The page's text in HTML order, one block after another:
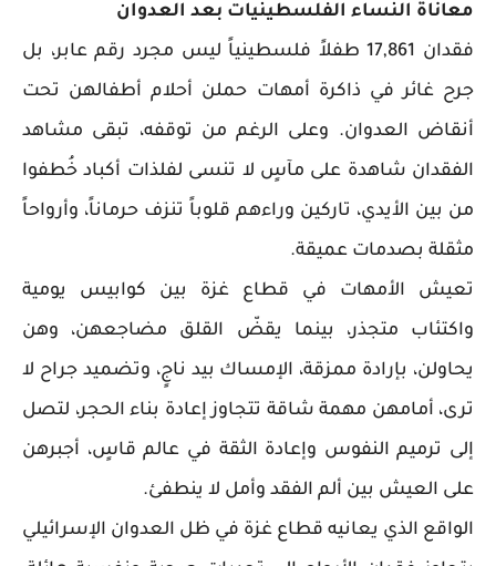
معاناة النساء الفلسطينيات بعد العدوان
فقدان 17,861 طفلاً فلسطينياً ليس مجرد رقم عابر، بل
جرح غائر في ذاكرة أمهات حملن أحلام أطفالهن تحت
أنقاض العدوان. وعلى الرغم من توقفه، تبقى مشاهد
الفقدان شاهدة على مآسٍ لا تنسى لفلذات أكباد خُطفوا
من بين الأيدي، تاركين وراءهم قلوباً تنزف حرماناً، وأرواحاً
مثقلة بصدمات عميقة.
تعيش الأمهات في قطاع غزة بين كوابيس يومية
واكتئاب متجذر، بينما يقضّ القلق مضاجعهن، وهن
يحاولن، بإرادة ممزقة، الإمساك بيد ناجٍ، وتضميد جراح لا
ترى، أمامهن مهمة شاقة تتجاوز إعادة بناء الحجر، لتصل
إلى ترميم النفوس وإعادة الثقة في عالم قاسٍ، أجبرهن
على العيش بين ألم الفقد وأمل لا ينطفئ.
الواقع الذي يعانيه قطاع غزة في ظل العدوان الإسرائيلي